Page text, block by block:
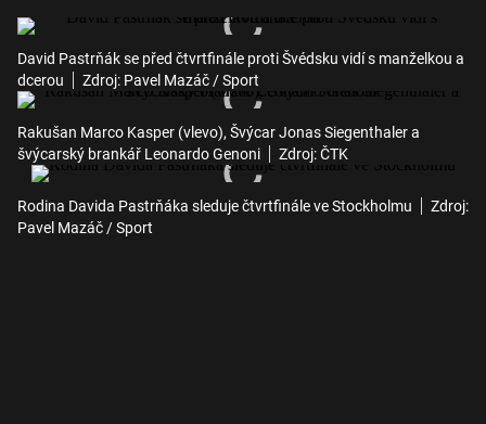
David Pastrňák se před čtvrtfinále proti Švédsku vidí s manželkou a
dcerou
Zdroj: Pavel Mazáč / Sport
Rakušan Marco Kasper (vlevo), Švýcar Jonas Siegenthaler a
švýcarský brankář Leonardo Genoni
Zdroj: ČTK
Rodina Davida Pastrňáka sleduje čtvrtfinále ve Stockholmu
Zdroj:
Pavel Mazáč / Sport